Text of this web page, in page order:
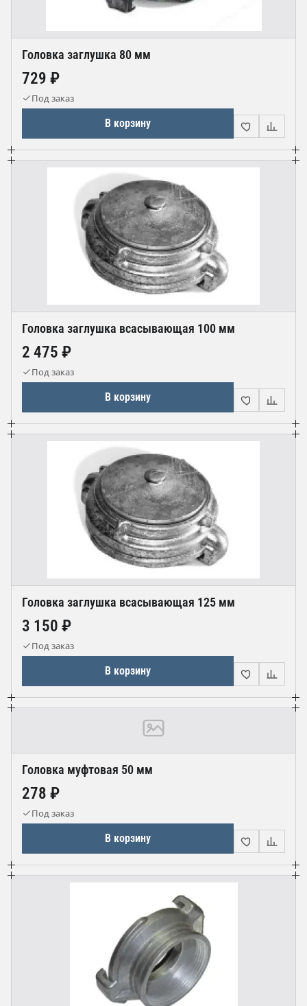
Головка заглушка 80 мм
729 ₽
Под заказ
В корзину
Головка заглушка всасывающая 100 мм
2 475 ₽
Под заказ
В корзину
Головка заглушка всасывающая 125 мм
3 150 ₽
Под заказ
В корзину
Головка муфтовая 50 мм
278 ₽
Под заказ
В корзину